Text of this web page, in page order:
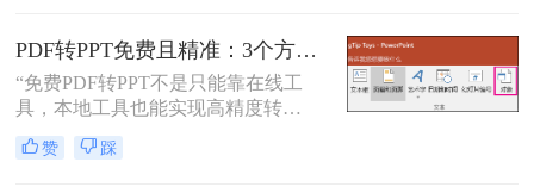
么怎么将pdf转化为ppt呢？本文将介
绍三种常用的方法来实现PDF到PPT
的转换。
PDF转PPT免费且精准：3个方法的转换精度和避坑指南！
“免费PDF转PPT不是只能靠在线工
具，本地工具也能实现高精度转
换”在职场办公与自媒体创作中，将
PDF格式的报告、课件、素材转为可
赞 踩